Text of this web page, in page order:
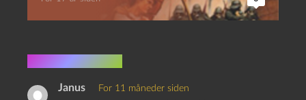
2 kommentarer
Janus
For 11 måneder siden